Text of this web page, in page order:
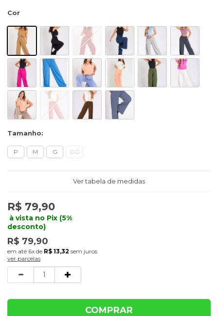
Cor
Tamanho:
P M G GG
Ver tabela de medidas
R$ 79,90
à vista no Pix (5%
desconto)
R$ 79,90
6x de R$ 13,32 sem juros
ver parcelas
Quantidade
COMPRAR